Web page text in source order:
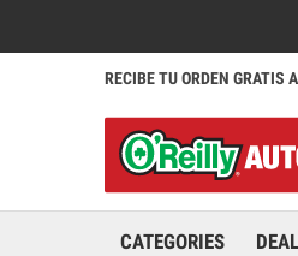
RECIBE TU ORDEN GRATIS
CATEGORIES